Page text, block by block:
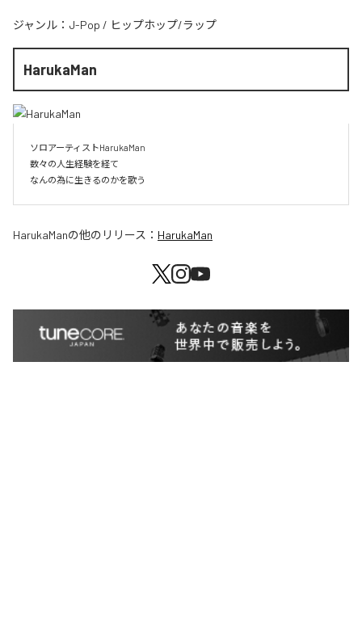
ジャンル： J-Pop / ヒップホップ/ラップ
HarukaMan
ソロアーティストHarukaMan
数々の人生経験を経て
なんの為に生きるのかを歌う
HarukaManの他のリリース： HarukaMan